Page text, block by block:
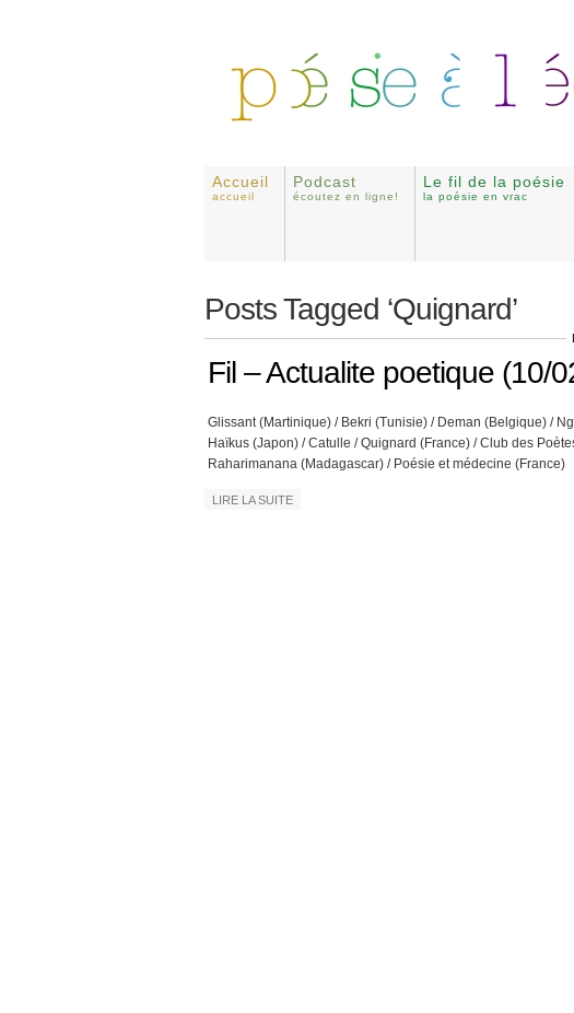
Accueil
accueil
Podcast
écoutez en ligne!
Le fil de la poésie
la poésie en vrac
Posts Tagged ‘Quignard’
Fil – Actualite poetique (10/
Glissant (Martinique) / Bekri (Tunisie) / Deman (Belgique) /
Haïkus (Japon) / Catulle / Quignard (France) / Club des
Raharimanana (Madagascar) / Poésie et médecine (France)
LIRE LA SUITE